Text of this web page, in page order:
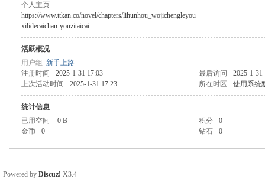
个人主页
https://www.ttkan.co/novel/chapters/lihunhou_wojichengleyou
xilidecaichan-youzitaicai
活跃概况
用户组 新手上路
注册时间
2025-1-31 17:03 最后访问
2025-1-31
上次活动时间
2025-1-31 17:23 所在时区 使用系统
统计信息
已用空间
0 B 积分
0
金币
0 钻石 0
Powered by Discuz! X3.4